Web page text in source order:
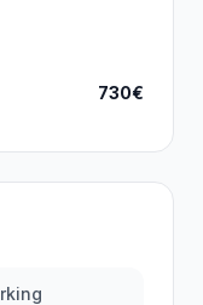
730€